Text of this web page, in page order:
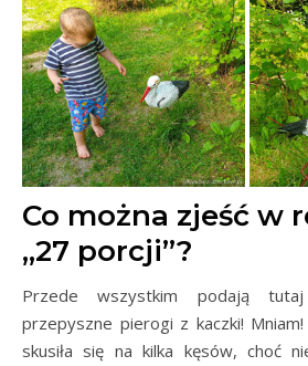
Co można zjeść w
„27 porcji”?
Przede wszystkim podają
przepyszne pierogi z kaczki!
skusiła się na kilka kęsów, choć